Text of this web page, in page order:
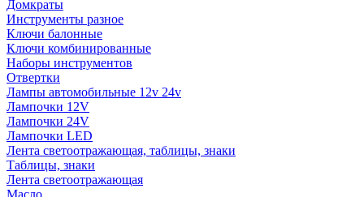
Домкраты
Инструменты разное
Ключи балонные
Ключи комбинированные
Наборы инструментов
Отвертки
Лампы автомобильные 12v 24v
Лампочки 12V
Лампочки 24V
Лампочки LED
Лента светоотражающая, таблицы, знаки
Таблицы, знаки
Лента светоотражающая